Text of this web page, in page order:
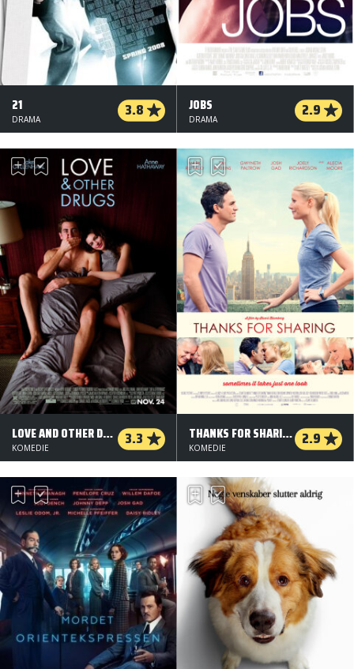
21 3.8
DRAMA
JOBS 2.9
DRAMA
LOVE AND OTHER DRUGS 3.3
KOMEDIE
THANKS FOR SHARING 2.9
KOMEDIE